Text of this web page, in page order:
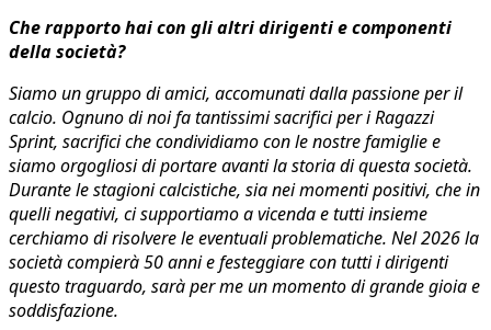
Che rapporto hai con gli altri dirigenti e componenti
della società?
Siamo un gruppo di amici, accomunati dalla passione per il
calcio. Ognuno di noi fa tantissimi sacrifici per i Ragazzi
Sprint, sacrifici che condividiamo con le nostre famiglie e
siamo orgogliosi di portare avanti la storia di questa società.
Durante le stagioni calcistiche, sia nei momenti positivi, che in
quelli negativi, ci supportiamo a vicenda e tutti insieme
cerchiamo di risolvere le eventuali problematiche. Nel 2026 la
società compierà 50 anni e festeggiare con tutti i dirigenti
questo traguardo, sarà per me un momento di grande gioia e
soddisfazione.